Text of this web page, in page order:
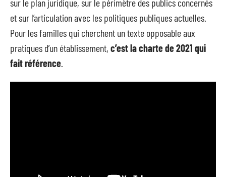
et sur l’articulation avec les politiques publiques actuelles.
Pour les familles qui cherchent un texte opposable aux
pratiques d’un établissement, c’est la charte de 2021 qui
fait référence